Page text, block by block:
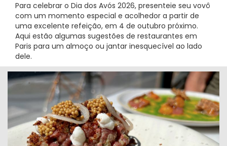
Para celebrar o Dia dos Avós 2026, presenteie seu vovô
com um momento especial e acolhedor a partir de
uma excelente refeição, em 4 de outubro próximo.
Aqui estão algumas sugestões de restaurantes em
Paris para um almoço ou jantar inesquecível ao lado
dele.